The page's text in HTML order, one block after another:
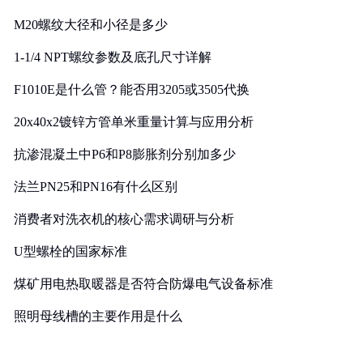
M20螺纹大径和小径是多少
1-1/4 NPT螺纹参数及底孔尺寸详解
F1010E是什么管？能否用3205或3505代换
20x40x2镀锌方管单米重量计算与应用分析
抗渗混凝土中P6和P8膨胀剂分别加多少
法兰PN25和PN16有什么区别
消费者对洗衣机的核心需求调研与分析
U型螺栓的国家标准
煤矿用电热取暖器是否符合防爆电气设备标准
照明母线槽的主要作用是什么